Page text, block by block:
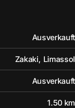
Ausverkauft
Zakaki, Limassol
Ausverkauft
1.50 km